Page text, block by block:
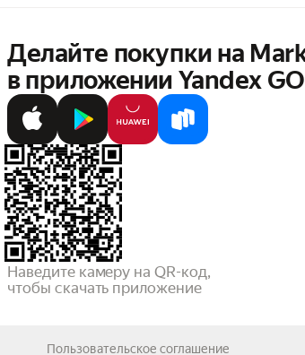
Делайте покупки на
в приложении Yandex GO
Наведите камеру на QR-код,
чтобы скачать приложение
Пользовательское соглашение